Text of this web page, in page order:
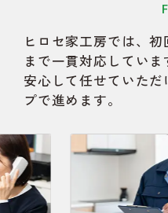
ヒロセ家工房では、
まで一貫対応していま
安心して任せていた
プで進めます。